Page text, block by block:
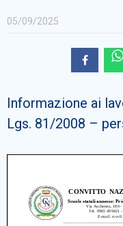
05/09/2025
Informazione ai
Lgs. 81/2008 –